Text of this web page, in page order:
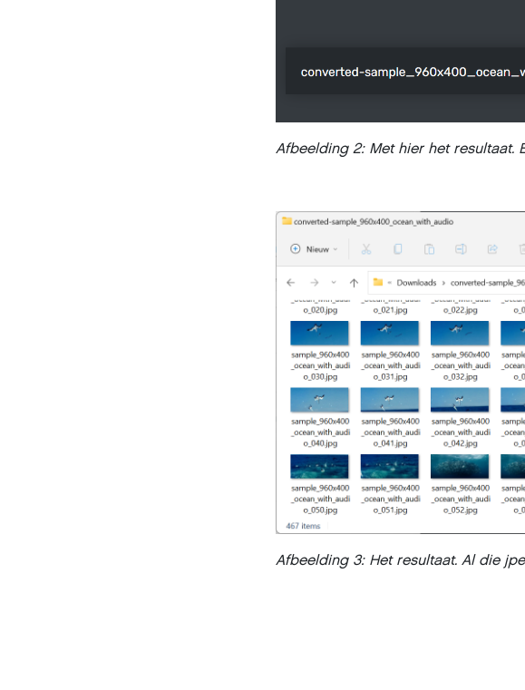
Afbeelding 2: Met hier het resultaat.
Afbeelding 3: Het resultaat. Al die